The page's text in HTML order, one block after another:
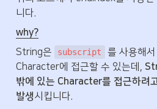
니다.
why?
String은
subscript
를 사용해
Character에 접근할 수 있는데,
밖에 있는 Character를 접근하
발생시킵니다.